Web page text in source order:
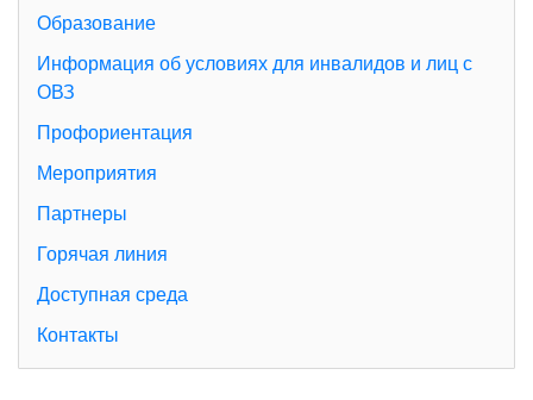
Образование
Информация об условиях для инвалидов и лиц с
ОВЗ
Профориентация
Мероприятия
Партнеры
Горячая линия
Доступная среда
Контакты